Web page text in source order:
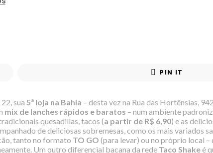
PIN IT
22, sua 5ª loja na Bahia – desta vez na Rua das Hortênsias,
mix de lanches rápidos e baratos – num ambiente
quesadillas, tacos (a partir de R$ 6,90) e as
de deliciosas sobremesas, como os mais variados
tanto no formato TO GO (para levar) ou no próprio local –
Um outro diferencial bacana da rede Taco Shakeé